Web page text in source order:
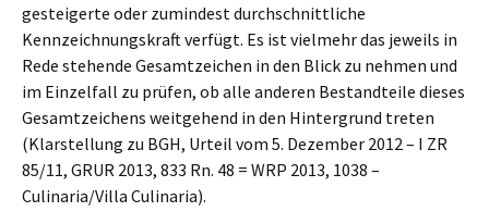
gesteigerte oder zumindest durchschnittliche
Kennzeichnungskraft verfügt. Es ist vielmehr das jeweils in
Rede stehende Gesamtzeichen in den Blick zu nehmen und
im Einzelfall zu prüfen, ob alle anderen Bestandteile dieses
Gesamtzeichens weitgehend in den Hintergrund treten
(Klarstellung zu BGH, Urteil vom 5. Dezember 2012 – I ZR
85/11, GRUR 2013, 833 Rn. 48 = WRP 2013, 1038 –
Culinaria/Villa Culinaria).